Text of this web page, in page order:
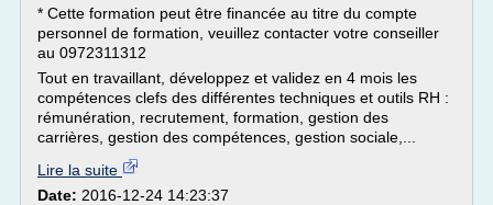
* Cette formation peut être financée au titre du compte
personnel de formation, veuillez contacter votre conseiller
au 0972311312
Tout en travaillant, développez et validez en 4 mois les
compétences clefs des différentes techniques et outils RH :
rémunération, recrutement, formation, gestion des
carrières, gestion des compétences, gestion sociale,...
Lire la suite
Date: 2016-12-24 14:23:37